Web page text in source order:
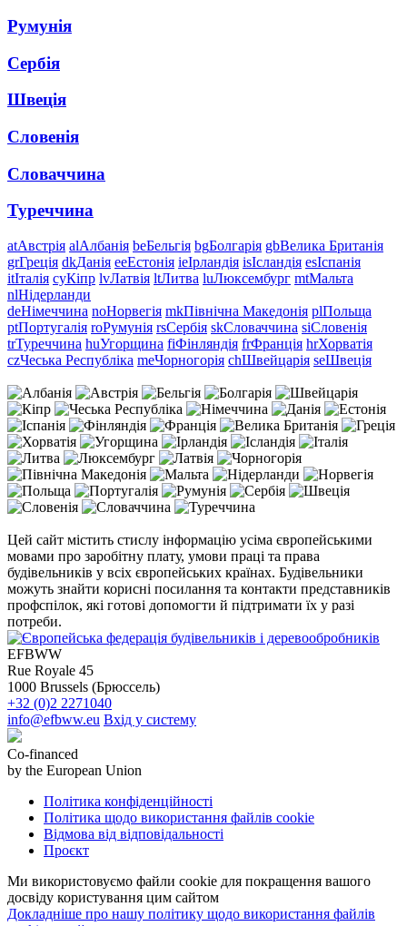
Румунія
Сербія
Швеція
Словенія
Словаччина
Туреччина
atАвстрія alАлбанія beБельгія bgБолгарія gbВелика Британія
grГреція dkДанія eeЕстонія ieІрландія isІсландія esІспанія
itІталія cyКіпр lvЛатвія ltЛитва luЛюксембург mtМальта
nlНідерланди
deНімеччина noНорвегія mkПівнічна Македонія plПольща
ptПортугалія roРумунія rsСербія skСловаччина siСловенія
trТуреччина huУгорщина fiФінляндія frФранція hrХорватія
czЧеська Республіка meЧорногорія chШвейцарія seШвеція
Цей сайт містить стислу інформацію усіма європейськими
мовами про заробітну плату, умови праці та права
будівельників у всіх європейських країнах. Будівельники
можуть знайти корисні посилання та контакти представників
профспілок, які готові допомогти й підтримати їх у разі
потреби.
EFBWW
Rue Royale 45
1000 Brussels (Брюссель)
+32 (0)2 2271040
info@efbww.eu Вхід у систему
Co-financed
by the European Union
Політика конфіденційності
Політика щодо використання файлів cookie
Відмова від відповідальності
Проєкт
Ми використовуємо файли cookie для покращення вашого
досвіду користування цим сайтом
Докладніше про нашу політику щодо використання файлів